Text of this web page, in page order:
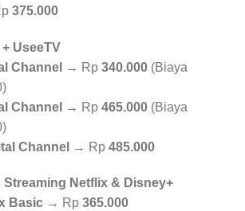
375.000
UseeTV
Channel → Rp 340.000 (Biaya
Channel → Rp 465.000 (Biaya
Channel → Rp 485.000
Streaming Netflix & Disney+
Basic → Rp 365.000